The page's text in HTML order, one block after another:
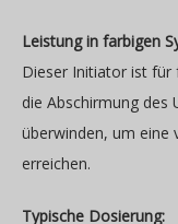
Leistung in farbigen
Dieser Initiator ist für
die Abschirmung des
überwinden, um eine
erreichen.
Typische Dosierung: